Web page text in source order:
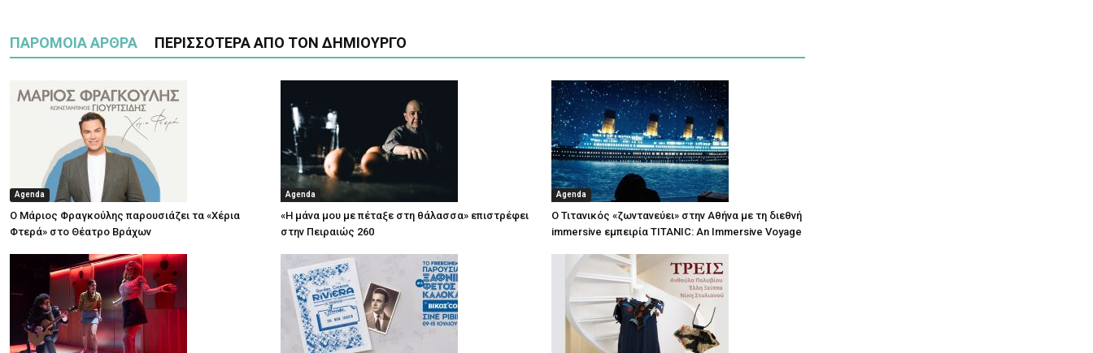
ΠΑΡΟΜΟΙΑ ΑΡΘΡΑ ΠΕΡΙΣΣΟΤΕΡΑ ΑΠΟ ΤΟΝ ΔΗΜΙΟΥΡΓΟ
Agenda
Ο Μάριος Φραγκούλης παρουσιάζει τα «Χέρια
Φτερά» στο Θέατρο Βράχων
Agenda
«Η μάνα μου με πέταξε στη θάλασσα» επιστρέφει
στην Πειραιώς 260
Agenda
Ο Τιτανικός «ζωντανεύει» στην Αθήνα με τη διεθνή
immersive εμπειρία TITANIC: An Immersive Voyage